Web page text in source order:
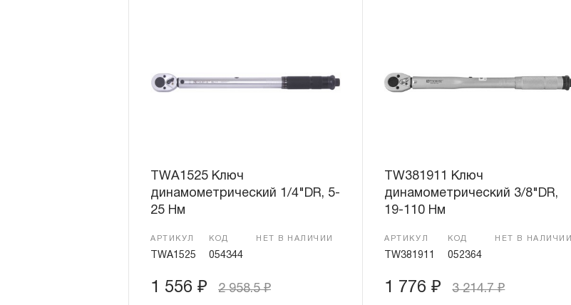
TWA1525 Ключ
динамометрический 1/4"DR, 5-
25 Нм
АРТИКУЛ
TWA1525
КОД
054344
НЕТ В НАЛИЧИИ
1 556 ₽ 2 958.5₽
TW381911 Ключ
динамометрический 3/8"DR,
19-110 Нм
АРТИКУЛ
TW381911
КОД
052364
НЕТ В НАЛИЧИИ
1 776₽ 3 214.7₽